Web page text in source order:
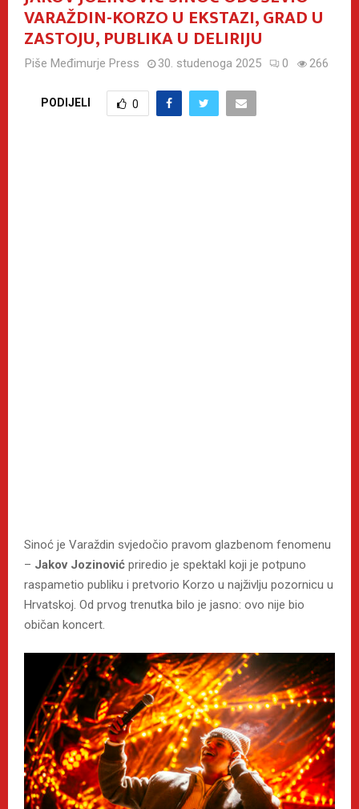
VARAŽDIN-KORZO U EKSTAZI, GRAD U
ZASTOJU, PUBLIKA U DELIRIJU
Piše Međimurje Press 30. studenoga 2025 0 266
PODIJELI 0
Sinoć je Varaždin svjedočio pravom glazbenom fenomenu
– Jakov Jozinović priredio je spektakl koji je potpuno
raspametio publiku i pretvorio Korzo u najživlju pozornicu u
Hrvatskoj. Od prvog trenutka bilo je jasno: ovo nije bio
običan koncert.